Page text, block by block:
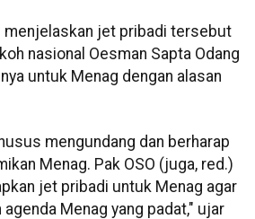
menjelaskan jet pribadi tersebut
nasional Oesman Sapta Odang
untuk Menag dengan alasan
mengundang dan berharap
Menag. Pak OSO (juga, red.)
jet pribadi untuk Menag agar
Menag yang padat," ujar